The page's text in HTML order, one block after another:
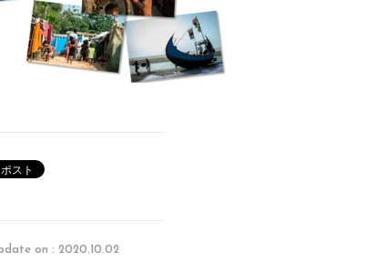
on : 2020.10.02